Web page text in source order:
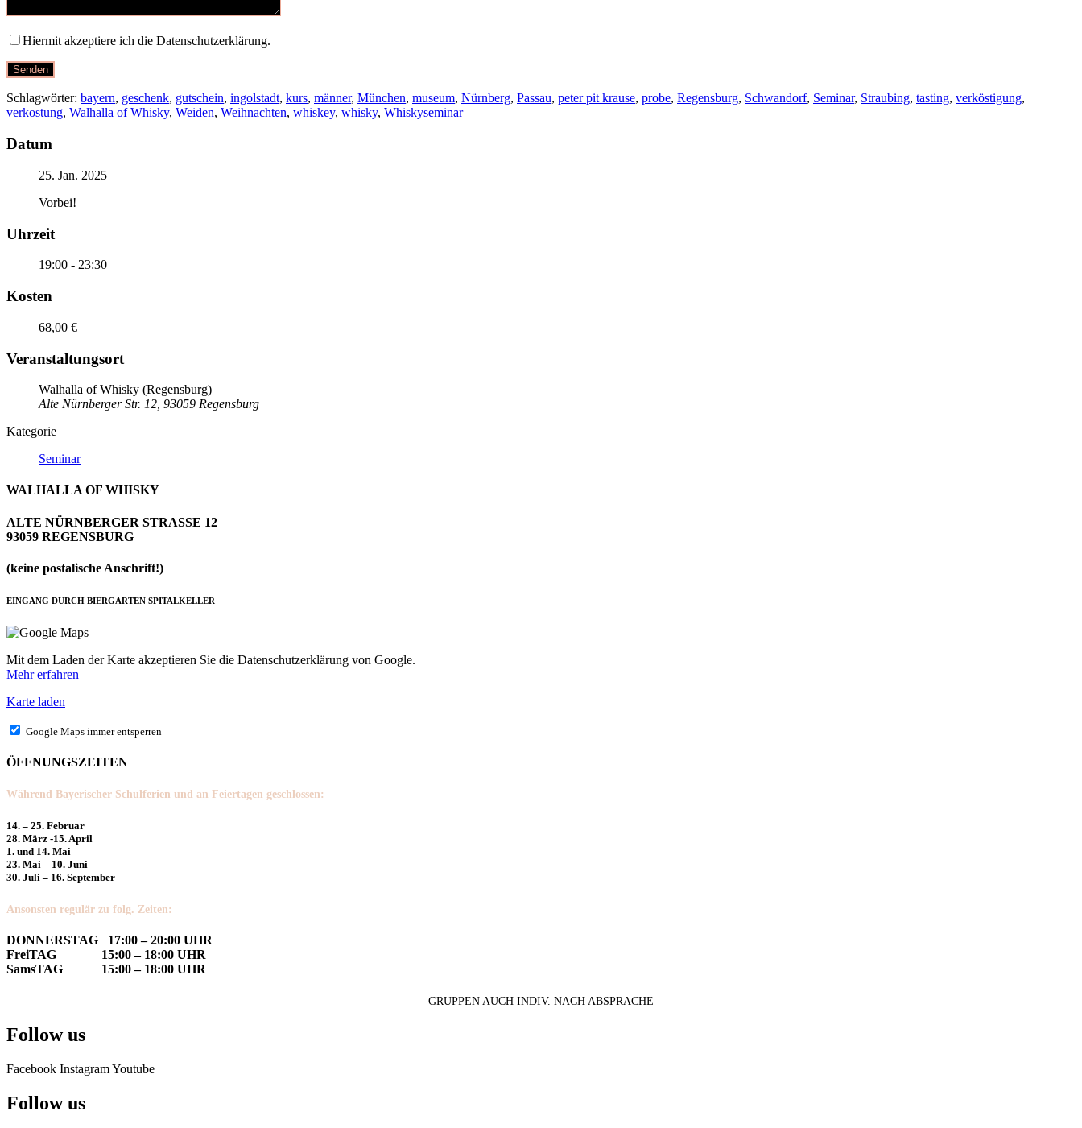
Hiermit akzeptiere ich die Datenschutzerklärung.
Schlagwörter: bayern, geschenk, gutschein, ingolstadt, kurs, männer, München, museum, Nürnberg, Passau, peter pit krause, probe, Regensburg, Schwandorf, Seminar, Straubing, tasting, verköstigung,
verkostung, Walhalla of Whisky, Weiden, Weihnachten, whiskey, whisky, Whiskyseminar
Datum
25. Jan. 2025
Vorbei!
Uhrzeit
19:00 - 23:30
Kosten
68,00 €
Veranstaltungsort
Walhalla of Whisky (Regensburg)
Alte Nürnberger Str. 12, 93059 Regensburg
Kategorie
Seminar
WALHALLA OF WHISKY
ALTE NÜRNBERGER STRASSE 12
93059 REGENSBURG
(keine postalische Anschrift!)
EINGANG DURCH BIERGARTEN SPITALKELLER
Mit dem Laden der Karte akzeptieren Sie die Datenschutzerklärung von Google.
Mehr erfahren
Karte laden
Google Maps immer entsperren
ÖFFNUNGSZEITEN
Während Bayerischer Schulferien und an Feiertagen geschlossen:
14. – 25. Februar
28. März -15. April
1. und 14. Mai
23. Mai – 10. Juni
30. Juli – 16. September
Ansonsten regulär zu folg. Zeiten:
DONNERSTAG 17:00 – 20:00 UHR
FreiTAG 15:00 – 18:00 UHR
SamsTAG 15:00 – 18:00 UHR
GRUPPEN AUCH INDIV. NACH ABSPRACHE
Follow us
Facebook InstagramYoutube
Follow us